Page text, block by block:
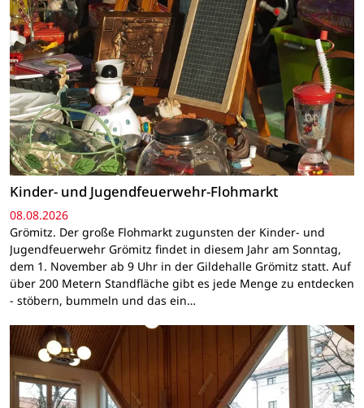
Kinder- und Jugendfeuerwehr-Flohmarkt
08.08.2026
Grömitz. Der große Flohmarkt zugunsten der Kinder- und
Jugendfeuerwehr Grömitz findet in diesem Jahr am Sonntag,
dem 1. November ab 9 Uhr in der Gildehalle Grömitz statt. Auf
über 200 Metern Standfläche gibt es jede Menge zu entdecken
- stöbern, bummeln und das ein…